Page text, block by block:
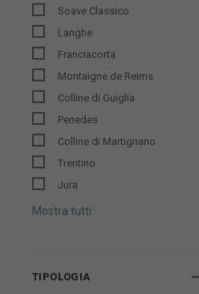
Soave Classico
Langhe
Franciacorta
Montaigne de Reims
Colline di Guiglia
Penedes
Colline di Martignano
Trentino
Jura
Mostra tutti
TIPOLOGIA